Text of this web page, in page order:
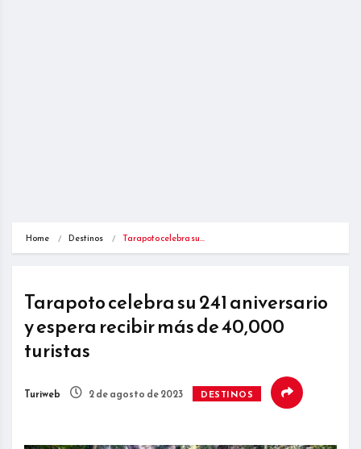
Home Destinos Tarapoto celebra su…
Tarapoto celebra su 241 aniversario
y espera recibir más de 40,000
turistas
Turiweb 2 de agosto de 2023 DESTINOS